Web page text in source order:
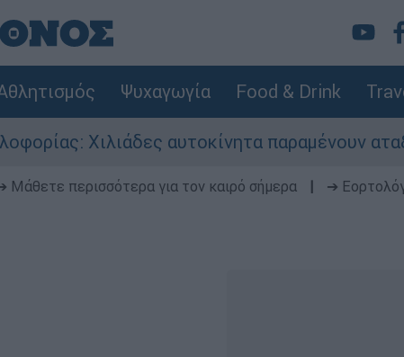
Ψυχαγωγία Food & Drink
αυτοκίνητα παραμένουν αταξινόμητα
Μάθετε περισσότερα για τον καιρό σήμερα
➔